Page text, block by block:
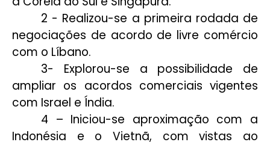
2 - Realizou-se a primeira rodada de
negociações de acordo de livre comércio
com o Líbano.
3- Explorou-se a possibilidade de
ampliar os acordos comerciais vigentes
com Israel e Índia.
4 – Iniciou-se aproximação com a
Indonésia e o Vietnã, com vistas ao